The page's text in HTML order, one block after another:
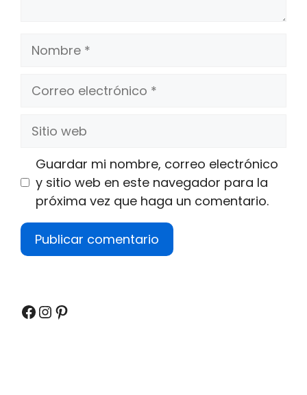
Nombre
Correo
electrónico
Sitio
web
Guardar mi nombre, correo electrónico
y sitio web en este navegador para la
próxima vez que haga un comentario.
Facebook
Instagram
Pinterest